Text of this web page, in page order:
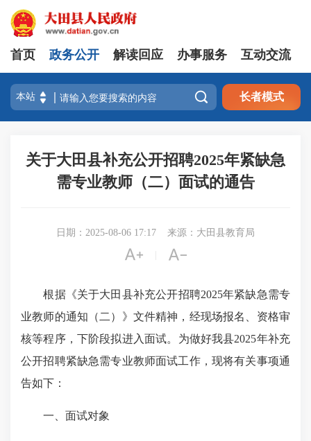
首页 政务公开 解读回应 办事服务 互动交流
 长者模式
关于大田县补充公开招聘2025年紧缺急
需专业教师（二）面试的通告
日期：2025-08-06 17:17 来源：大田县教育局
 
根据《关于大田县补充公开招聘2025年紧缺急需专
业教师的通知（二）》文件精神，经现场报名、资格审
核等程序，下阶段拟进入面试。为做好我县2025年补充
公开招聘紧缺急需专业教师面试工作，现将有关事项通
告如下：
一、面试对象